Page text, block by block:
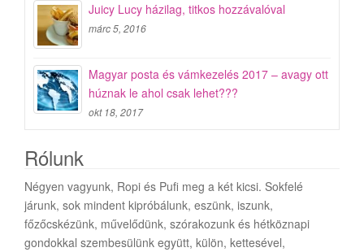
Juicy Lucy házilag, titkos hozzávalóval
márc 5, 2016
Magyar posta és vámkezelés 2017 – avagy ott
húznak le ahol csak lehet???
okt 18, 2017
Rólunk
Négyen vagyunk, Ropi és Pufi meg a két kicsi. Sokfelé
járunk, sok mindent kipróbálunk, eszünk, iszunk,
főzőcskézünk, művelődünk, szórakozunk és hétköznapi
gondokkal szembesülünk együtt, külön, kettesével,